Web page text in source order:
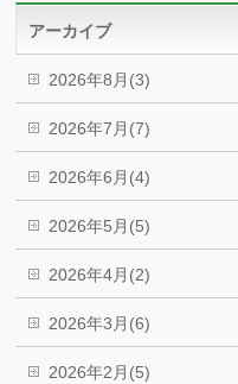
アーカイブ
2026年8月(3)
2026年7月(7)
2026年6月(4)
2026年5月(5)
2026年4月(2)
2026年3月(6)
2026年2月(5)